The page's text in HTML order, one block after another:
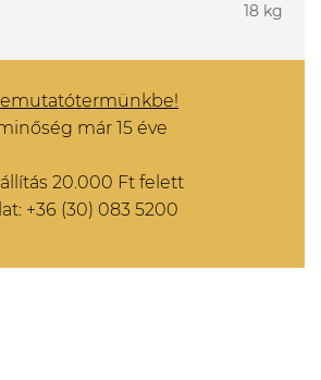
18 kg
már 15 éve
20.000 Ft felett
+36 (30) 083 5200